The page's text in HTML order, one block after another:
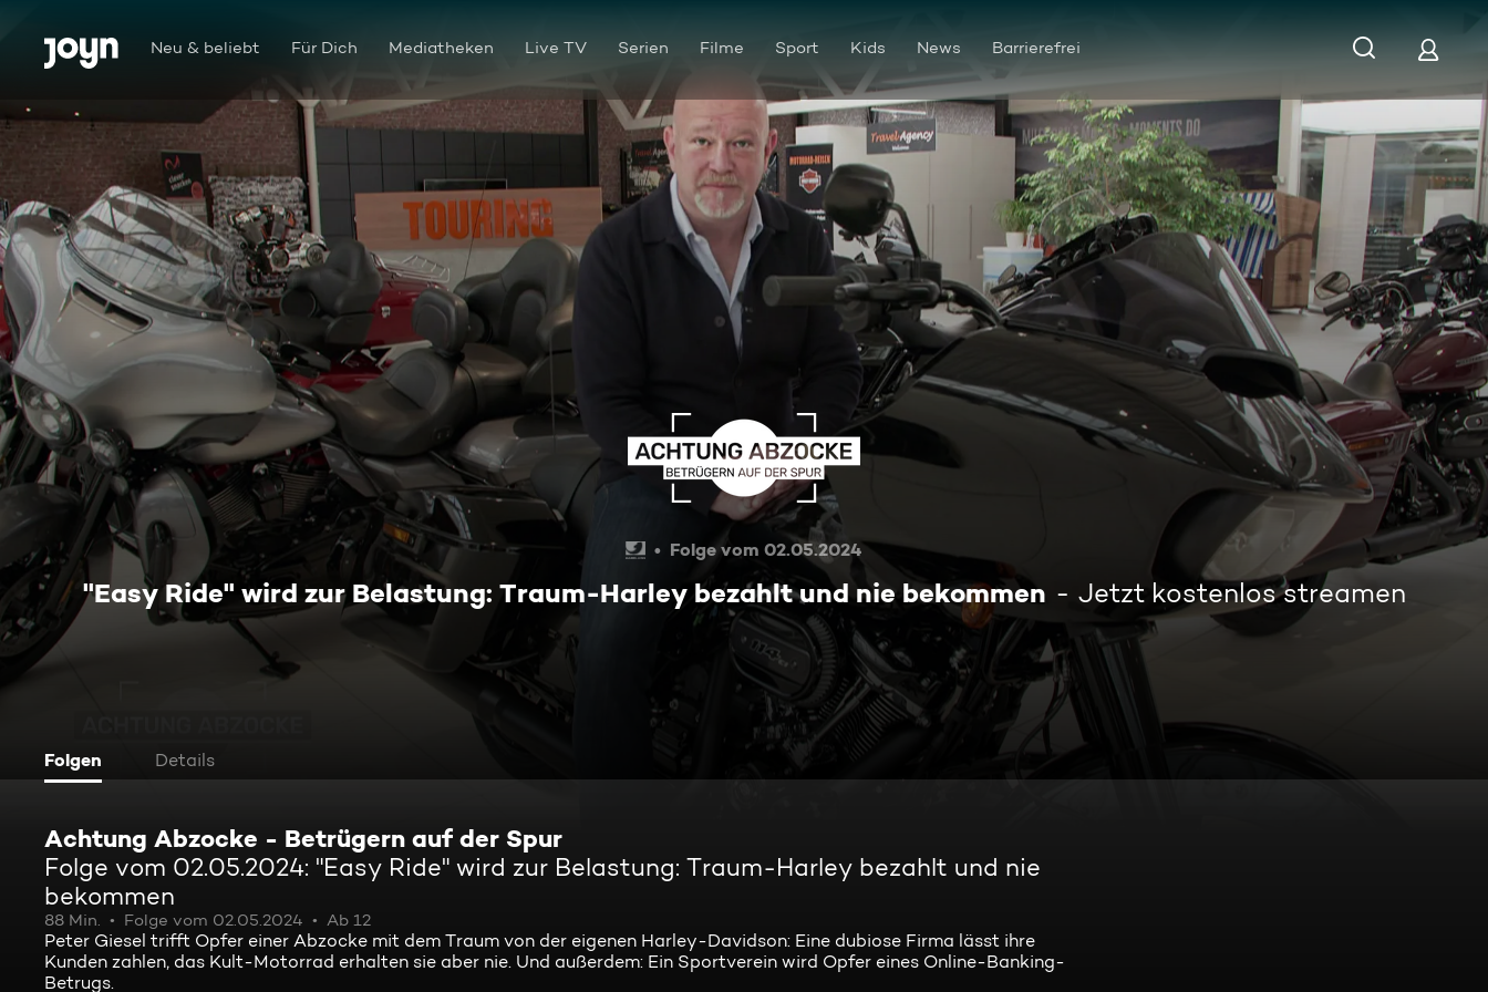
Zum Inhalt springen
Barrierefrei Neu & beliebt Für Dich Mediatheken Live TV Serien Filme Sport Kids News Barrierefrei
"Easy Ride" wird zur Belastung: Traum-Harley bezahlt und nie bekommen
Folge vom 02.05.2024
"Easy Ride" wird zur Belastung: Traum-Harley bezahlt und nie bekommen Jetzt kostenlos streamen
Folgen Details
Achtung Abzocke - Betrügern auf der Spur
Folge vom 02.05.2024: "Easy Ride" wird zur Belastung: Traum-Harley bezahlt und nie
bekommen
88 Min. Folge vom 02.05.2024 Ab 12
Peter Giesel trifft Opfer einer Abzocke mit dem Traum von der eigenen Harley-Davidson: Eine dubiose Firma lässt ihre
Kunden zahlen, das Kult-Motorrad erhalten sie aber nie. Und außerdem: Ein Sportverein wird Opfer eines Online-Banking-
Betrugs.